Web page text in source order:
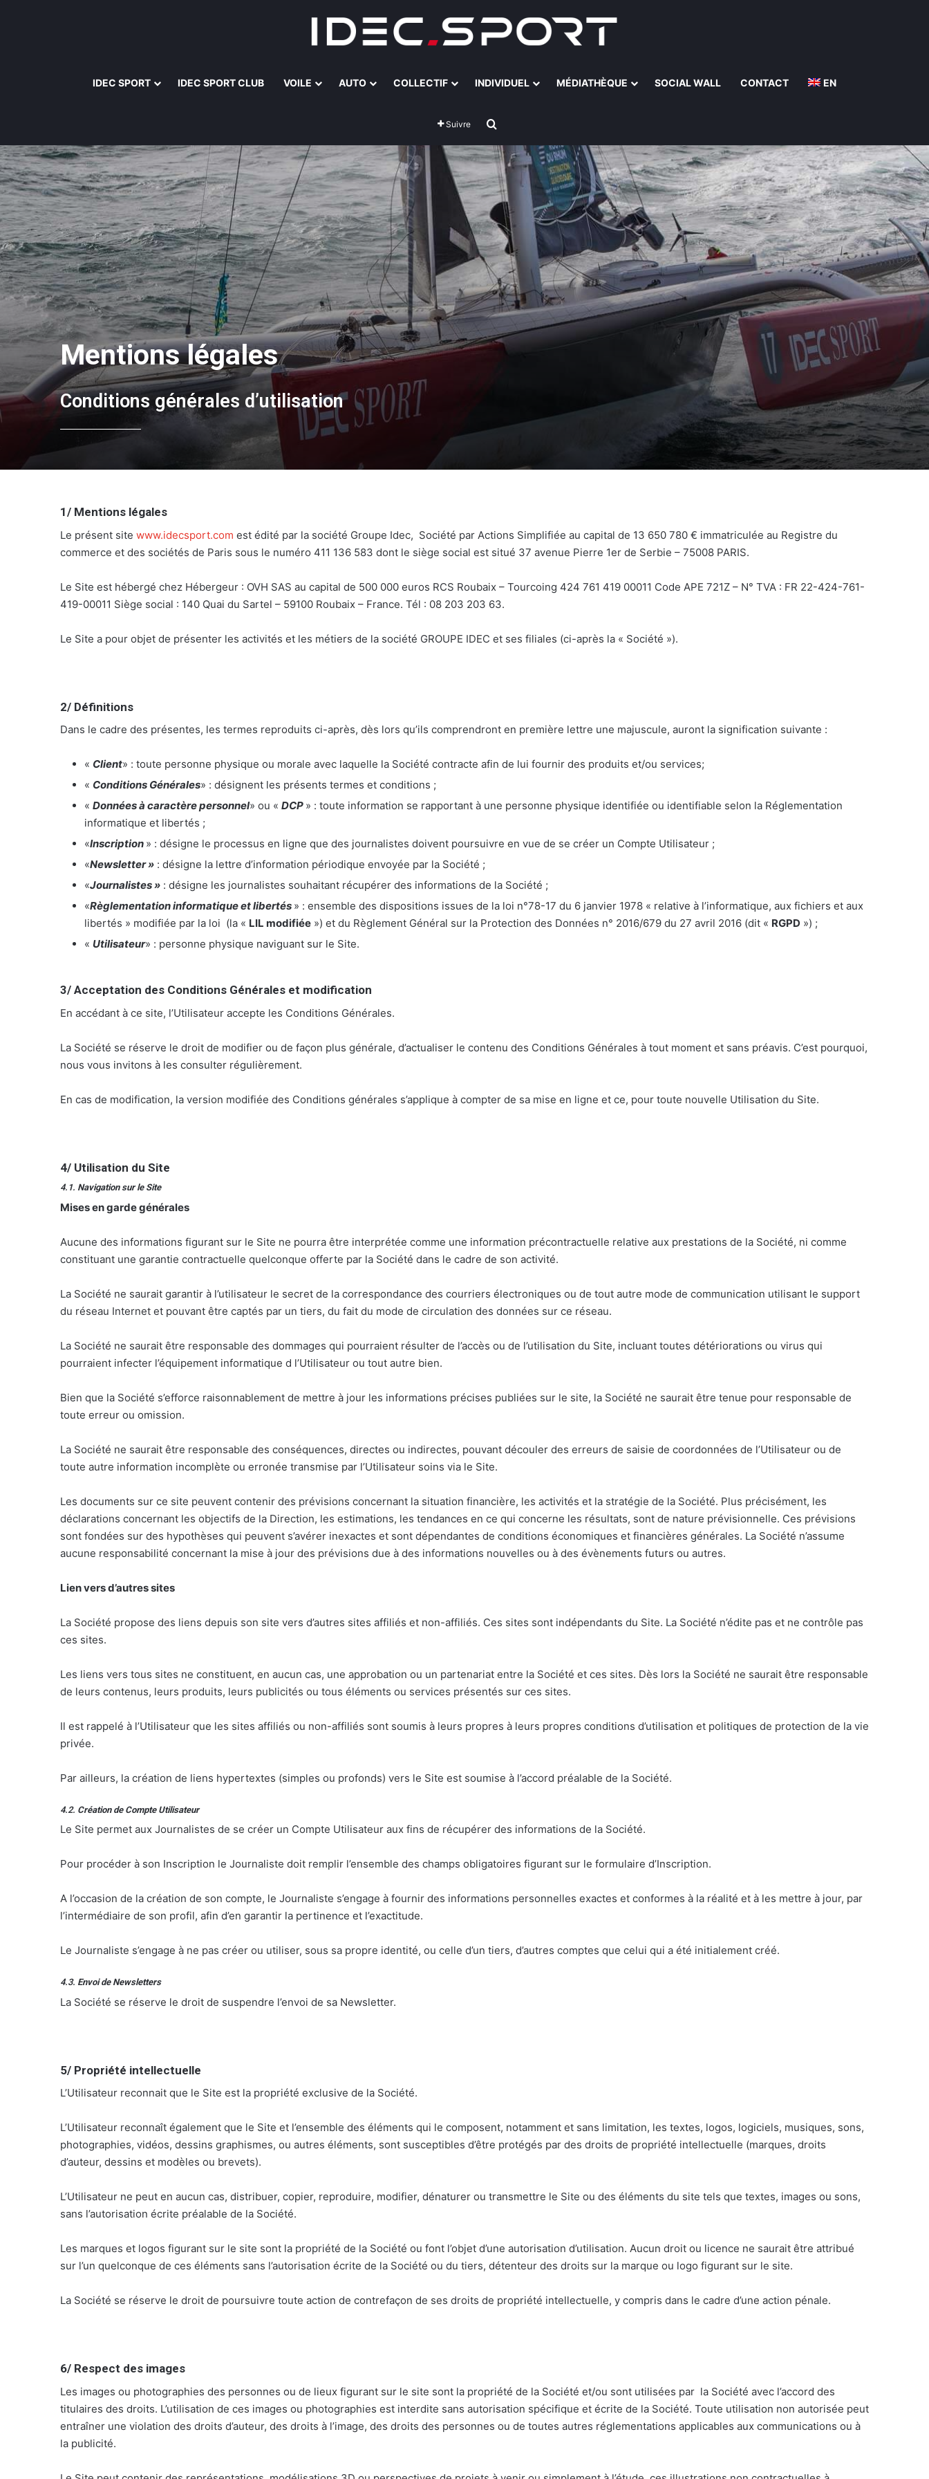
IDEC SPORT IDEC SPORT CLUB VOILE AUTO COLLECTIF INDIVIDUEL MÉDIATHÈQUE SOCIAL WALL CONTACT EN
Suivre
Mentions légales
Conditions générales d’utilisation
1/ Mentions légales
Le présent site www.idecsport.com est édité par la société Groupe Idec, Société par Actions Simplifiée au capital de 13 650 780 € immatriculée au Registre du
commerce et des sociétés de Paris sous le numéro 411 136 583 dont le siège social est situé 37 avenue Pierre 1er de Serbie – 75008 PARIS.
Le Site est hébergé chez Hébergeur : OVH SAS au capital de 500 000 euros RCS Roubaix – Tourcoing 424 761 419 00011 Code APE 721Z – N° TVA : FR 22-424-761-
419-00011 Siège social : 140 Quai du Sartel – 59100 Roubaix – France. Tél : 08 203 203 63.
Le Site a pour objet de présenter les activités et les métiers de la société GROUPE IDEC et ses filiales (ci-après la « Société »).
2/ Définitions
Dans le cadre des présentes, les termes reproduits ci-après, dès lors qu’ils comprendront en première lettre une majuscule, auront la signification suivante :
« Client» : toute personne physique ou morale avec laquelle la Société contracte afin de lui fournir des produits et/ou services;
« Conditions Générales» : désignent les présents termes et conditions ;
« Données à caractère personnel» ou « DCP » : toute information se rapportant à une personne physique identifiée ou identifiable selon la Réglementation
informatique et libertés ;
«Inscription » : désigne le processus en ligne que des journalistes doivent poursuivre en vue de se créer un Compte Utilisateur ;
«Newsletter » : désigne la lettre d’information périodique envoyée par la Société ;
«Journalistes » : désigne les journalistes souhaitant récupérer des informations de la Société ;
«Règlementation informatique et libertés » : ensemble des dispositions issues de la loi n°78-17 du 6 janvier 1978 « relative à l’informatique, aux fichiers et aux
libertés » modifiée par la loi (la « LIL modifiée ») et du Règlement Général sur la Protection des Données n° 2016/679 du 27 avril 2016 (dit « RGPD ») ;
« Utilisateur» : personne physique naviguant sur le Site.
3/ Acceptation des Conditions Générales et modification
En accédant à ce site, l’Utilisateur accepte les Conditions Générales.
La Société se réserve le droit de modifier ou de façon plus générale, d’actualiser le contenu des Conditions Générales à tout moment et sans préavis. C’est pourquoi,
nous vous invitons à les consulter régulièrement.
En cas de modification, la version modifiée des Conditions générales s’applique à compter de sa mise en ligne et ce, pour toute nouvelle Utilisation du Site.
4/ Utilisation du Site
4.1. Navigation sur le Site
Mises en garde générales
Aucune des informations figurant sur le Site ne pourra être interprétée comme une information précontractuelle relative aux prestations de la Société, ni comme
constituant une garantie contractuelle quelconque offerte par la Société dans le cadre de son activité.
La Société ne saurait garantir à l’utilisateur le secret de la correspondance des courriers électroniques ou de tout autre mode de communication utilisant le support
du réseau Internet et pouvant être captés par un tiers, du fait du mode de circulation des données sur ce réseau.
La Société ne saurait être responsable des dommages qui pourraient résulter de l’accès ou de l’utilisation du Site, incluant toutes détériorations ou virus qui
pourraient infecter l’équipement informatique d l’Utilisateur ou tout autre bien.
Bien que la Société s’efforce raisonnablement de mettre à jour les informations précises publiées sur le site, la Société ne saurait être tenue pour responsable de
toute erreur ou omission.
La Société ne saurait être responsable des conséquences, directes ou indirectes, pouvant découler des erreurs de saisie de coordonnées de l’Utilisateur ou de
toute autre information incomplète ou erronée transmise par l’Utilisateur soins via le Site.
Les documents sur ce site peuvent contenir des prévisions concernant la situation financière, les activités et la stratégie de la Société. Plus précisément, les
déclarations concernant les objectifs de la Direction, les estimations, les tendances en ce qui concerne les résultats, sont de nature prévisionnelle. Ces prévisions
sont fondées sur des hypothèses qui peuvent s’avérer inexactes et sont dépendantes de conditions économiques et financières générales. La Société n’assume
aucune responsabilité concernant la mise à jour des prévisions due à des informations nouvelles ou à des évènements futurs ou autres.
Lien vers d’autres sites
La Société propose des liens depuis son site vers d’autres sites affiliés et non-affiliés. Ces sites sont indépendants du Site. La Société n’édite pas et ne contrôle pas
ces sites.
Les liens vers tous sites ne constituent, en aucun cas, une approbation ou un partenariat entre la Société et ces sites. Dès lors la Société ne saurait être responsable
de leurs contenus, leurs produits, leurs publicités ou tous éléments ou services présentés sur ces sites.
Il est rappelé à l’Utilisateur que les sites affiliés ou non-affiliés sont soumis à leurs propres à leurs propres conditions d’utilisation et politiques de protection de la vie
privée.
Par ailleurs, la création de liens hypertextes (simples ou profonds) vers le Site est soumise à l’accord préalable de la Société.
4.2. Création de Compte Utilisateur
Le Site permet aux Journalistes de se créer un Compte Utilisateur aux fins de récupérer des informations de la Société.
Pour procéder à son Inscription le Journaliste doit remplir l’ensemble des champs obligatoires figurant sur le formulaire d’Inscription.
A l’occasion de la création de son compte, le Journaliste s’engage à fournir des informations personnelles exactes et conformes à la réalité et à les mettre à jour, par
l’intermédiaire de son profil, afin d’en garantir la pertinence et l’exactitude.
Le Journaliste s’engage à ne pas créer ou utiliser, sous sa propre identité, ou celle d’un tiers, d’autres comptes que celui qui a été initialement créé.
4.3. Envoi de Newsletters
La Société se réserve le droit de suspendre l’envoi de sa Newsletter.
5/ Propriété intellectuelle
L’Utilisateur reconnait que le Site est la propriété exclusive de la Société.
L’Utilisateur reconnaît également que le Site et l’ensemble des éléments qui le composent, notamment et sans limitation, les textes, logos, logiciels, musiques, sons,
photographies, vidéos, dessins graphismes, ou autres éléments, sont susceptibles d’être protégés par des droits de propriété intellectuelle (marques, droits
d’auteur, dessins et modèles ou brevets).
L’Utilisateur ne peut en aucun cas, distribuer, copier, reproduire, modifier, dénaturer ou transmettre le Site ou des éléments du site tels que textes, images ou sons,
sans l’autorisation écrite préalable de la Société.
Les marques et logos figurant sur le site sont la propriété de la Société ou font l’objet d’une autorisation d’utilisation. Aucun droit ou licence ne saurait être attribué
sur l’un quelconque de ces éléments sans l’autorisation écrite de la Société ou du tiers, détenteur des droits sur la marque ou logo figurant sur le site.
La Société se réserve le droit de poursuivre toute action de contrefaçon de ses droits de propriété intellectuelle, y compris dans le cadre d’une action pénale.
6/ Respect des images
Les images ou photographies des personnes ou de lieux figurant sur le site sont la propriété de la Société et/ou sont utilisées par la Société avec l’accord des
titulaires des droits. L’utilisation de ces images ou photographies est interdite sans autorisation spécifique et écrite de la Société. Toute utilisation non autorisée peut
entraîner une violation des droits d’auteur, des droits à l’image, des droits des personnes ou de toutes autres réglementations applicables aux communications ou à
la publicité.